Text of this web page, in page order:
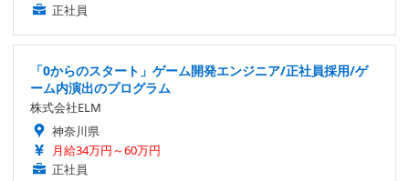
正社員
「0からのスタート」ゲーム開発エンジニア/正社員採用/ゲ
ーム内演出のプログラム
株式会社ELM
神奈川県
月給34万円～60万円
正社員